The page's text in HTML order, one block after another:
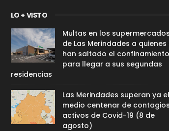
LO + VISTO
Multas en los supermercados
de Las Merindades a quienes
han saltado el confinamiento
para llegar a sus segundas
residencias
Las Merindades superan ya el
medio centenar de contagios
activos de Covid-19 (8 de
agosto)